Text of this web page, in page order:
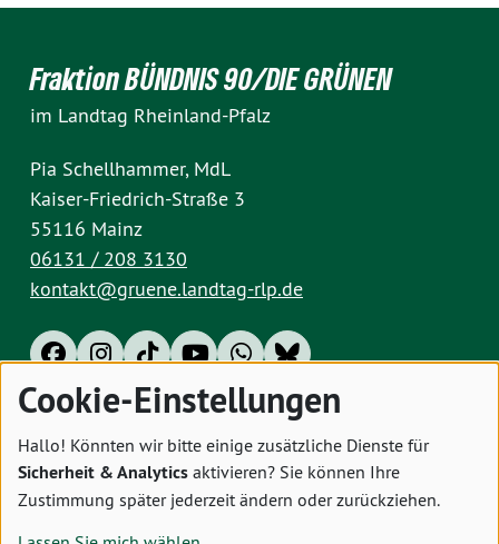
Fraktion BÜNDNIS 90/DIE GRÜNEN
im Landtag Rheinland-Pfalz
Pia Schellhammer, MdL
Kaiser-Friedrich-Straße 3
55116 Mainz
06131 / 208 3130
kontakt@gruene.landtag-rlp.de
Impressum Datenschutz Cookies
Cookie-Einstellungen
Hallo! Könnten wir bitte einige zusätzliche Dienste für
Sicherheit & Analytics aktivieren? Sie können Ihre
Zustimmung später jederzeit ändern oder zurückziehen.